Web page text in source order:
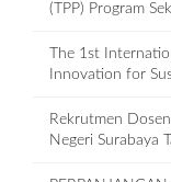
(TPP) Program
The 1st
Innovation for
Rekrutmen
Negeri Surabaya